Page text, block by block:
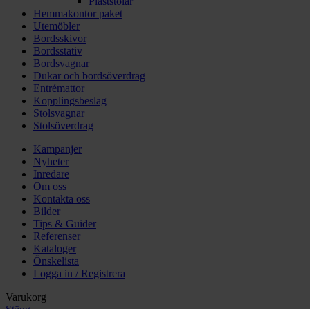
Hemmakontor paket
Utemöbler
Bordsskivor
Bordsstativ
Bordsvagnar
Dukar och bordsöverdrag
Entrémattor
Kopplingsbeslag
Stolsvagnar
Stolsöverdrag
Kampanjer
Nyheter
Inredare
Om oss
Kontakta oss
Bilder
Tips & Guider
Referenser
Kataloger
Önskelista
Logga in / Registrera
Varukorg